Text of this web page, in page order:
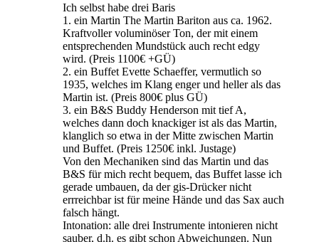
Ich selbst habe drei Baris
1. ein Martin The Martin Bariton aus ca. 1962.
Kraftvoller voluminöser Ton, der mit einem
entsprechenden Mundstück auch recht edgy
wird. (Preis 1100€ +GÜ)
2. ein Buffet Evette Schaeffer, vermutlich so
1935, welches im Klang enger und heller als das
Martin ist. (Preis 800€ plus GÜ)
3. ein B&S Buddy Henderson mit tief A,
welches dann doch knackiger ist als das Martin,
klanglich so etwa in der Mitte zwischen Martin
und Buffet. (Preis 1250€ inkl. Justage)
Von den Mechaniken sind das Martin und das
B&S für mich recht bequem, das Buffet lasse ich
gerade umbauen, da der gis-Drücker nicht
errreichbar ist für meine Hände und das Sax auch
falsch hängt.
Intonation: alle drei Instrumente intonieren nicht
sauber, d.h. es gibt schon Abweichungen. Nun